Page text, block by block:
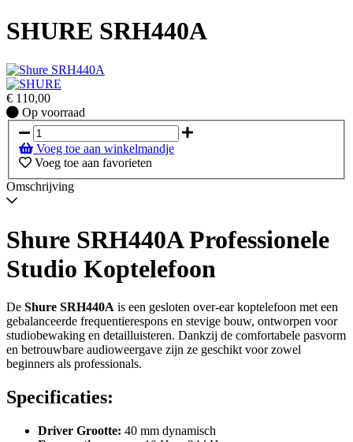
SHURE SRH440A
€ 110,00
Op
voorraad
Op voorraad
Voeg toe aan winkelmandje
Voeg toe aan favorieten
Omschrijving
Shure SRH440A Professionele
Studio Koptelefoon
De Shure SRH440A is een gesloten over‑ear koptelefoon met een
gebalanceerde frequentierespons en stevige bouw, ontworpen voor
studiobewaking en detailluisteren. Dankzij de comfortabele pasvorm
en betrouwbare audioweergave zijn ze geschikt voor zowel
beginners als professionals.
Specificaties:
Driver Grootte: 40 mm dynamisch